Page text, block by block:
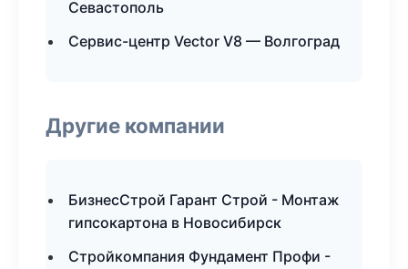
Севастополь
Сервис-центр Vector V8 — Волгоград
Другие компании
БизнесСтрой Гарант Строй - Монтаж
гипсокартона в Новосибирск
Стройкомпания Фундамент Профи -